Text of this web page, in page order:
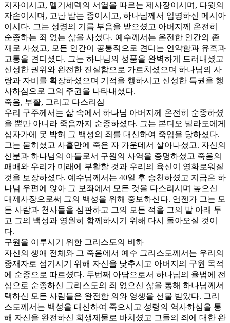
지자이시고, 멜기세덱의 서열을 따르는 제사장이시며, 다윗의
자손이시며, 고난 받는 종이시고, 하나님께서 임명하신 메시아
이시다. 그는 성령의 기름 부음을 받으셨고 아버지께 온전히
순종하는 죄 없는 삶을 사셨다. 예수께서는 온전한 인간의 존
재로 사셨고, 모든 인간이 공통적으로 견디는 연약함과 유혹과
고통을 견디셨다. 그는 하나님의 성품을 완벽하게 드러내셨고
신성한 권위와 완전한 진실함으로 가르치셨으며 하나님의 사
랑과 자비를 확장하셨으며 기적을 행하시고 신성한 특권을 행
사하심으로 그의 주권을 나타내셨다.
죽음, 부활, 그리고 다스리심
우리 구주께서는 삶 속에서 하나님 아버지께 온전히 순종하셨
을 뿐만 아니라 죽음까지 순종하셨다. 그는 본디오 빌라도에게
십자가에 못 박혀 그 백성의 죄를 대신하여 죽임을 당하셨다.
그는 묻히셨고 사흘만에 죽은 자 가운데서 살아나셨고. 자신의
신분과 하나님의 아들로서 구원의 사역을 증명하셨고 죽음의
패배와 우리가 미래에 부활할 것과 우리의 육신이 영화로워질
것을 보장하셨다. 예수님께서는 40일 후 승천하셨고 지금은 하
나님 우편에 앉아 그 보좌에서 모든 것을 다스리시며 높으신
대제사장으로써 그의 백성을 위해 중보하신다. 언젠가 그는 모
든 사람과 천사들을 심판하고 그의 모든 적을 그의 발 아래 두
고 그의 백성과 영원히 함께하시기 위해 다시 돌아오실 것이
다.
구원을 이루시기 위한 그리스도의 비하
자신의 생애 전체와 그 죽음에서 예수 그리스도께서는 우리의
중재자로 섬기시기 위해 자신을 낮추시고 아버지의 구원 목적
에 순종으로 따르셨다. 두번째 아담으로서 하나님의 율법에 전
심으로 순종하신 그리스도의 죄 없으신 삶을 통해 하나님께서
택하신 모든 사람들은 완전한 의와 영생을 선물 받았다. 그리
스도께서는 백성을 대신하여 죽으시고 성령의 역사하심을 통
해 자신을 완전하신 희생제물로 바치셨고 그들의 죄에 대한 완